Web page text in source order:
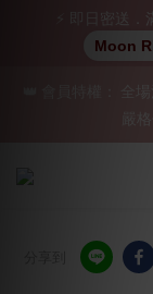
「保密出貨」（
加入會員即
👑 會員特權： 全
嚴
「保密出貨」（
⚡ 即日密送
Moon